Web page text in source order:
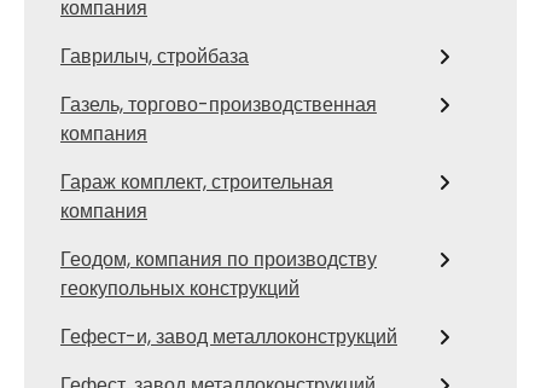
компания
Гаврилыч, стройбаза
Газель, торгово-производственная
компания
Гараж комплект, строительная
компания
Геодом, компания по производству
геокупольных конструкций
Гефест-и, завод металлоконструкций